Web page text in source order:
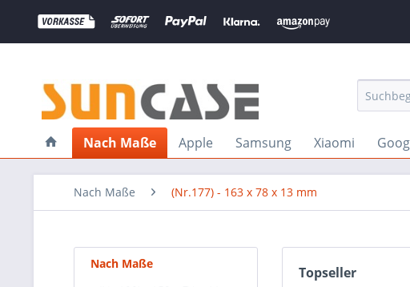
Nach Maße Apple Samsung Xiaomi
Nach Maße (Nr.177) - 163 x 78 x 13 mm
Nach Maße
Topseller